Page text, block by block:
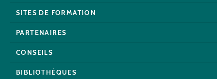
SITES DE FORMATION
PARTENAIRES
CONSEILS
BIBLIOTHÈQUES